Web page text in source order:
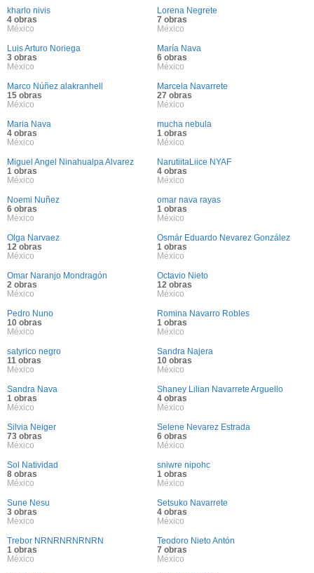
kharlo nivis
4 obras
México
Lorena Negrete
7 obras
México
Luis Arturo Noriega
3 obras
México
María Nava
6 obras
México
Marco Núñez alakranhell
15 obras
México
Marcela Navarrete
27 obras
México
Maria Nava
4 obras
México
mucha nebula
1 obras
México
Miguel Angel Ninahualpa Alvarez
1 obras
México
NarutiitaLiice NYAF
4 obras
México
Noemi Nuñez
6 obras
México
omar nava rayas
1 obras
México
Olga Narvaez
12 obras
México
Osmár Eduardo Nevarez González
1 obras
México
Omar Naranjo Mondragón
2 obras
México
Octavio Nieto
12 obras
México
Pedro Nuno
10 obras
México
Romina Navarro Robles
1 obras
México
satyrico negro
11 obras
México
Sandra Najera
10 obras
México
Sandra Nava
1 obras
México
Shaney Lilian Navarrete Arguello
4 obras
México
Silvia Neiger
73 obras
México
Selene Nevarez Estrada
6 obras
México
Sol Natividad
8 obras
México
sniwre nipohc
1 obras
México
Sune Nesu
3 obras
México
Setsuko Navarrete
4 obras
México
Trebor NRNRNRNRNRN
1 obras
México
Teodoro Nieto Antón
7 obras
México